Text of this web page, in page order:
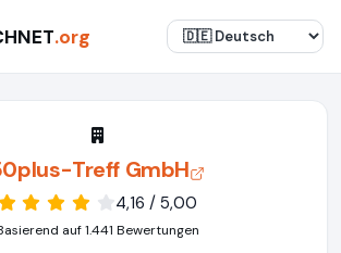
.org
Treff GmbH
4,16 / 5,00
auf 1.441 Bewertungen